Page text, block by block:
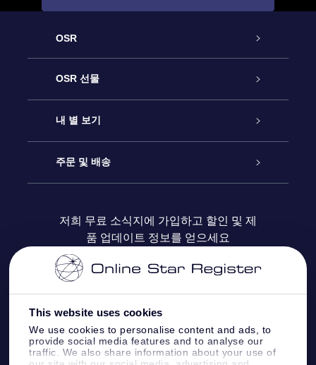
This website uses cookies
We use cookies to personalise content and ads, to
provide social media features and to analyse our
traffic. We also share information about your use of
OSR
고객 서비스
연락처
블로그
OSR 선물
온라인 별 선물
OSR 선물 팩
OSR 상품권
기업 선물
내 별 보기
Star Register
맞춤 별 페이지
One Million Stars
주문 및 배송
결제 정보
배송 정보
환불 정책
저희 무료 소식지에 가입하고 할인 및 제
품 업데이트 정보를 얻으세요